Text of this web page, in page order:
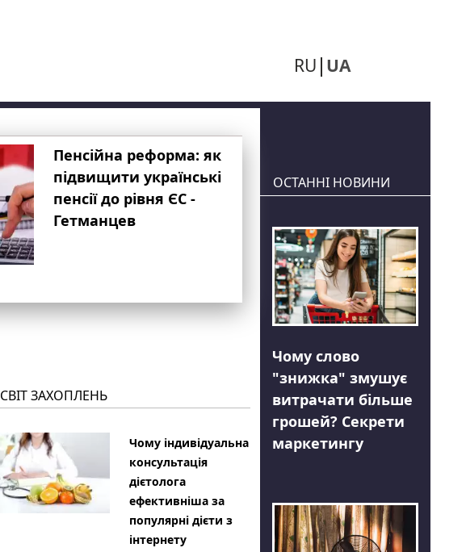
RU UA
Пенсійна реформа: як
підвищити українські
пенсії до рівня ЄС -
Гетманцев
СВІТ ЗАХОПЛЕНЬ
Чому індивідуальна
консультація
дієтолога
ефективніша за
популярні дієти з
інтернету
ОСТАННІ НОВИНИ
Чому слово
"знижка" змушує
витрачати більше
грошей? Секрети
маркетингу